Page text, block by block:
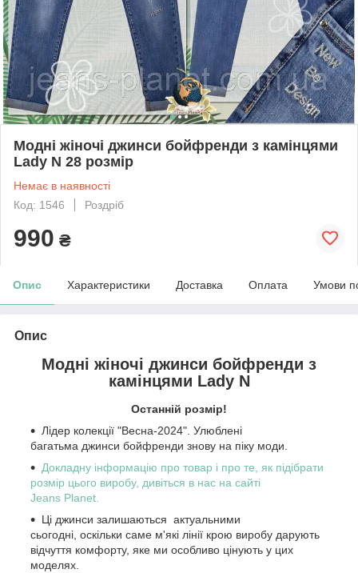
Модні жіночі джинси бойфренди з камінцями
Lady N 28 розмір
Немає в наявності
Код: 1546
Роздріб
990 ₴
Опис Характеристики Доставка Оплата Умови
Опис
Модні жіночі джинси бойфренди з
камінцями Lady N
Останній розмір!
Лідер колекції "Весна-2024". Улюблені
багатьма джинси бойфренди знову на піку моди.
Докладну інформацію про товар і про те, як підібрати
розмір цього виробу, дивіться в нас на сайті
Jeans Planet.
Ці джинси залишаються актуальними
сьогодні, оскільки саме м'які лінії крою виробу дарують
відчуття комфорту, яке ми особливо цінують у цих
моделях.